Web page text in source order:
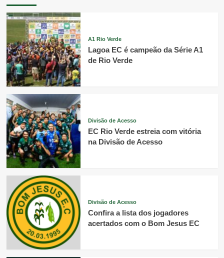
A1 Rio Verde
Lagoa EC é campeão da Série A1
de Rio Verde
Divisão de Acesso
EC Rio Verde estreia com vitória
na Divisão de Acesso
Divisão de Acesso
Confira a lista dos jogadores
acertados com o Bom Jesus EC